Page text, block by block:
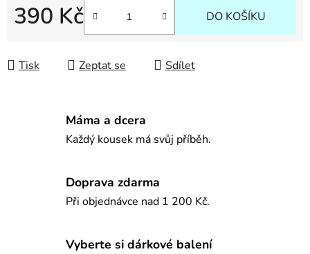
390 Kč DO KOŠÍKU
Tisk Zeptat se Sdílet
Máma a dcera
Každý kousek má svůj příběh.
Doprava zdarma
Při objednávce nad 1 200 Kč.
Vyberte si dárkové balení